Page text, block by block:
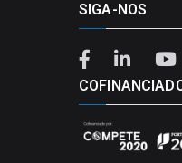
SIGA-NOS